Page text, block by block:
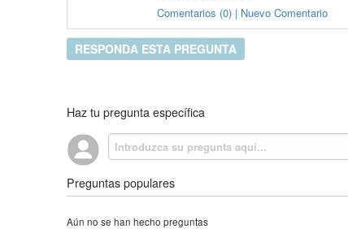
Comentarios (0) | Nuevo Comentario
RESPONDA ESTA PREGUNTA
Haz tu pregunta específica
Preguntas populares
Aún no se han hecho preguntas